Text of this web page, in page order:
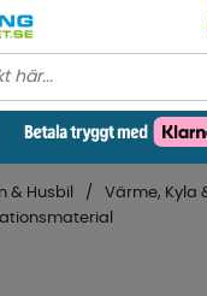
& Husbil
Värme, Kyla